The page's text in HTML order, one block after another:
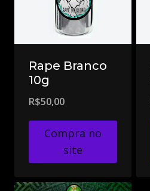
Rape Branco
10g
R$50,00
Compra no
site